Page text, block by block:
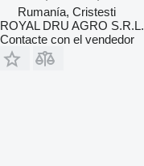
Rumanía, Cristesti
ROYAL DRU AGRO S.R.L.
Contacte con el vendedor